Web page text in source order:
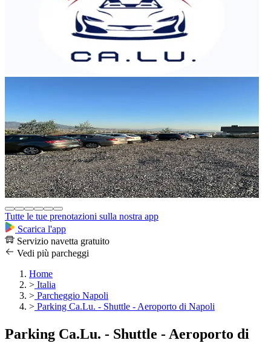
Tutte le tue prenotazioni sulla nostra app
Scarica l'app
Servizio navetta gratuito
Vedi più parcheggi
Home
> Italia
> Parcheggio Napoli
> Parking Ca.Lu. - Shuttle - Aeroporto di Napoli
Parking Ca.Lu. - Shuttle - Aeroporto di